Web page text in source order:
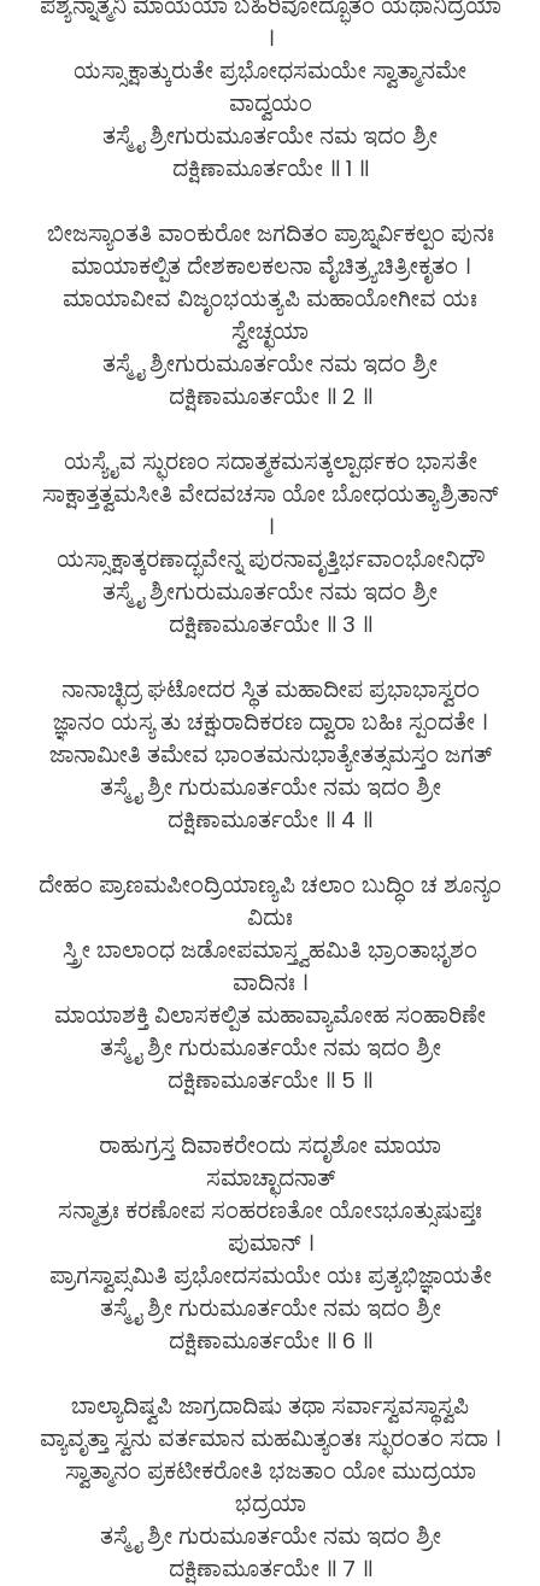
।
ಯಸ್ಸಾಕ್ಷಾತ್ಕುರುತೇ ಪ್ರಭೋಧಸಮಯೇ ಸ್ವಾತ್ಮಾನಮೇ
ವಾದ್ವಯಂ
ತಸ್ಮೈ ಶ್ರೀಗುರುಮೂರ್ತಯೇ ನಮ ಇದಂ ಶ್ರೀ
ದಕ್ಷಿಣಾಮೂರ್ತಯೇ ॥ 1 ॥
ಬೀಜಸ್ಯಾಂತತಿ ವಾಂಕುರೋ ಜಗದಿತಂ ಪ್ರಾಙ್ನರ್ವಿಕಲ್ಪಂ ಪುನಃ
ಮಾಯಾಕಲ್ಪಿತ ದೇಶಕಾಲಕಲನಾ ವೈಚಿತ್ರ್ಯಚಿತ್ರೀಕೃತಂ ।
ಮಾಯಾವೀವ ವಿಜೃಂಭಯತ್ಯಪಿ ಮಹಾಯೋಗೀವ ಯಃ
ಸ್ವೇಚ್ಛಯಾ
ತಸ್ಮೈ ಶ್ರೀಗುರುಮೂರ್ತಯೇ ನಮ ಇದಂ ಶ್ರೀ
ದಕ್ಷಿಣಾಮೂರ್ತಯೇ ॥ 2 ॥
ಯಸ್ಯೈವ ಸ್ಫುರಣಂ ಸದಾತ್ಮಕಮಸತ್ಕಲ್ಪಾರ್ಥಕಂ ಭಾಸತೇ
ಸಾಕ್ಷಾತ್ತತ್ವಮಸೀತಿ ವೇದವಚಸಾ ಯೋ ಬೋಧಯತ್ಯಾಶ್ರಿತಾನ್
।
ಯಸ್ಸಾಕ್ಷಾತ್ಕರಣಾದ್ಭವೇನ್ನ ಪುರನಾವೃತ್ತಿರ್ಭವಾಂಭೋನಿಧೌ
ತಸ್ಮೈ ಶ್ರೀಗುರುಮೂರ್ತಯೇ ನಮ ಇದಂ ಶ್ರೀ
ದಕ್ಷಿಣಾಮೂರ್ತಯೇ ॥ 3 ॥
ನಾನಾಚ್ಛಿದ್ರ ಘಟೋದರ ಸ್ಥಿತ ಮಹಾದೀಪ ಪ್ರಭಾಭಾಸ್ವರಂ
ಜ್ಞಾನಂ ಯಸ್ಯ ತು ಚಕ್ಷುರಾದಿಕರಣ ದ್ವಾರಾ ಬಹಿಃ ಸ್ಪಂದತೇ ।
ಜಾನಾಮೀತಿ ತಮೇವ ಭಾಂತಮನುಭಾತ್ಯೇತತ್ಸಮಸ್ತಂ ಜಗತ್
ತಸ್ಮೈ ಶ್ರೀ ಗುರುಮೂರ್ತಯೇ ನಮ ಇದಂ ಶ್ರೀ
ದಕ್ಷಿಣಾಮೂರ್ತಯೇ ॥ 4 ॥
ದೇಹಂ ಪ್ರಾಣಮಪೀಂದ್ರಿಯಾಣ್ಯಪಿ ಚಲಾಂ ಬುದ್ಧಿಂ ಚ ಶೂನ್ಯಂ
ವಿದುಃ
ಸ್ತ್ರೀ ಬಾಲಾಂಧ ಜಡೋಪಮಾಸ್ತ್ವಹಮಿತಿ ಭ್ರಾಂತಾಭೃಶಂ
ವಾದಿನಃ ।
ಮಾಯಾಶಕ್ತಿ ವಿಲಾಸಕಲ್ಪಿತ ಮಹಾವ್ಯಾಮೋಹ ಸಂಹಾರಿಣೇ
ತಸ್ಮೈ ಶ್ರೀ ಗುರುಮೂರ್ತಯೇ ನಮ ಇದಂ ಶ್ರೀ
ದಕ್ಷಿಣಾಮೂರ್ತಯೇ ॥ 5 ॥
ರಾಹುಗ್ರಸ್ತ ದಿವಾಕರೇಂದು ಸದೃಶೋ ಮಾಯಾ
ಸಮಾಚ್ಛಾದನಾತ್
ಸನ್ಮಾತ್ರಃ ಕರಣೋಪ ಸಂಹರಣತೋ ಯೋಽಭೂತ್ಸುಷುಪ್ತಃ
ಪುಮಾನ್ ।
ಪ್ರಾಗಸ್ವಾಪ್ಸಮಿತಿ ಪ್ರಭೋದಸಮಯೇ ಯಃ ಪ್ರತ್ಯಭಿಜ್ಞಾಯತೇ
ತಸ್ಮೈ ಶ್ರೀ ಗುರುಮೂರ್ತಯೇ ನಮ ಇದಂ ಶ್ರೀ
ದಕ್ಷಿಣಾಮೂರ್ತಯೇ ॥ 6 ॥
ಬಾಲ್ಯಾದಿಷ್ವಪಿ ಜಾಗ್ರದಾದಿಷು ತಥಾ ಸರ್ವಾಸ್ವವಸ್ಥಾಸ್ವಪಿ
ವ್ಯಾವೃತ್ತಾ ಸ್ವನು ವರ್ತಮಾನ ಮಹಮಿತ್ಯಂತಃ ಸ್ಫುರಂತಂ ಸದಾ ।
ಸ್ವಾತ್ಮಾನಂ ಪ್ರಕಟೀಕರೋತಿ ಭಜತಾಂ ಯೋ ಮುದ್ರಯಾ
ಭದ್ರಯಾ
ತಸ್ಮೈ ಶ್ರೀ ಗುರುಮೂರ್ತಯೇ ನಮ ಇದಂ ಶ್ರೀ
ದಕ್ಷಿಣಾಮೂರ್ತಯೇ ॥ 7 ॥